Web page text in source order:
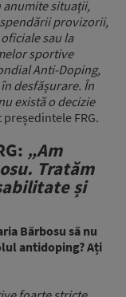
anumite situații,
provizorii,
sau la
sportive
Anti-Doping,
desfășurare. În
există o decizie
președintele FRG.
„Am
Tratăm
și
Bărbosu să nu
antidoping? Ați